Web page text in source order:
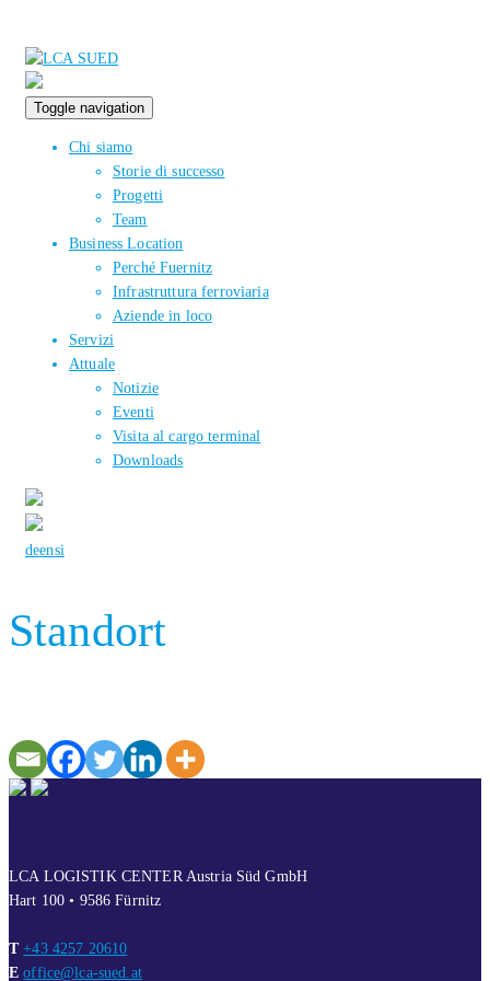
Toggle navigation
Chi siamo
Storie di successo
Progetti
Team
Business Location
Perché Fuernitz
Infrastruttura ferroviaria
Aziende in loco
Servizi
Attuale
Notizie
Eventi
Visita al cargo terminal
Downloads
deensi
Standort
LCA LOGISTIK CENTER Austria Süd GmbH
Hart 100 • 9586 Fürnitz
T +43 4257 20610
E office@lca-sued.at